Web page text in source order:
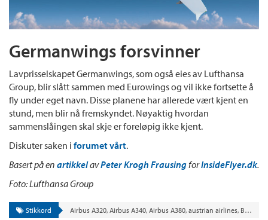
Germanwings forsvinner
Lavprisselskapet Germanwings, som også eies av Lufthansa
Group, blir slått sammen med Eurowings og vil ikke fortsette å
fly under eget navn. Disse planene har allerede vært kjent en
stund, men blir nå fremskyndet. Nøyaktig hvordan
sammenslåingen skal skje er foreløpig ikke kjent.
Diskuter saken i forumet vårt.
Basert på en artikkelavPeter Krogh Frausing forInsideFlyer.dk.
Foto: Lufthansa Group
Stikkord Airbus A320, Airbus A340, Airbus A380, austrian airlines, Boeing 747